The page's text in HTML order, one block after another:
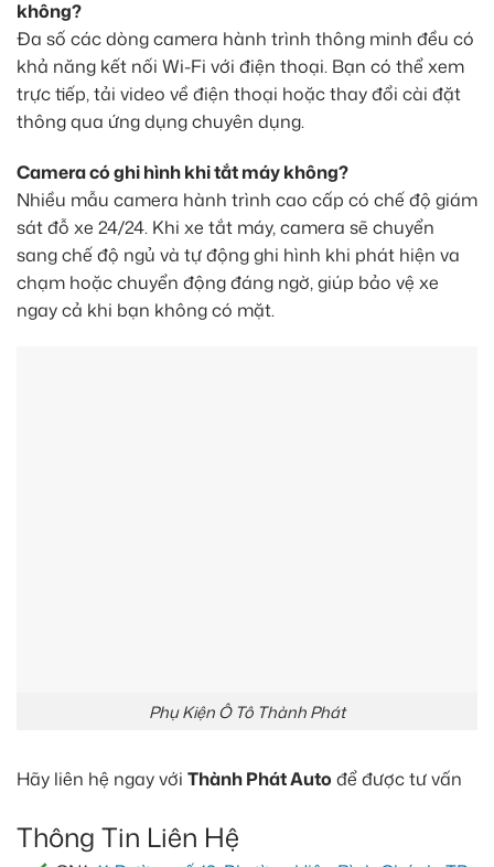
không?
Đa số các dòng camera hành trình thông minh đều có
khả năng kết nối Wi-Fi với điện thoại. Bạn có thể xem
trực tiếp, tải video về điện thoại hoặc thay đổi cài đặt
thông qua ứng dụng chuyên dụng.
Camera có ghi hình khi tắt máy không?
Nhiều mẫu camera hành trình cao cấp có chế độ giám
sát đỗ xe 24/24. Khi xe tắt máy, camera sẽ chuyển
sang chế độ ngủ và tự động ghi hình khi phát hiện va
chạm hoặc chuyển động đáng ngờ, giúp bảo vệ xe
ngay cả khi bạn không có mặt.
Phụ Kiện Ô Tô Thành Phát
Hãy liên hệ ngay với Thành Phát Auto để được tư vấn
Thông Tin Liên Hệ